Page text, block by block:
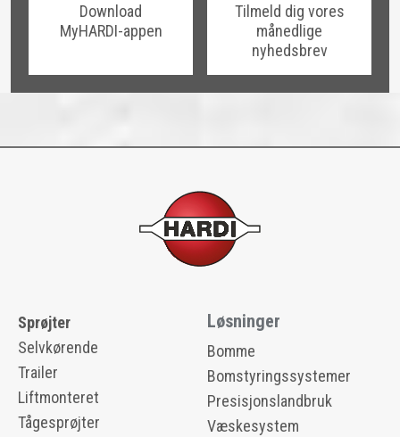
Download
MyHARDI-appen
Tilmeld dig vores
månedlige
nyhedsbrev
Sprøjter
Selvkørende
Trailer
Liftmonteret
Tågesprøjter
Løsninger
Bomme
Bomstyringssystemer
Presisjonslandbruk
Væskesystem